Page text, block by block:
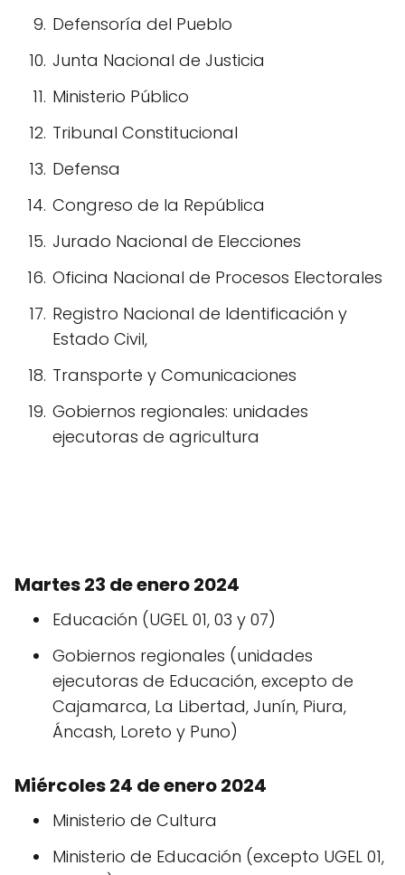
Defensoría del Pueblo
Junta Nacional de Justicia
Ministerio Público
Tribunal Constitucional
Defensa
Congreso de la República
Jurado Nacional de Elecciones
Oficina Nacional de Procesos Electorales
Registro Nacional de Identificación y
Estado Civil,
Transporte y Comunicaciones
Gobiernos regionales: unidades
ejecutoras de agricultura
Martes 23 de enero 2024
Educación (UGEL 01, 03 y 07)
Gobiernos regionales (unidades
ejecutoras de Educación, excepto de
Cajamarca, La Libertad, Junín, Piura,
Áncash, Loreto y Puno)
Miércoles 24 de enero 2024
Ministerio de Cultura
Ministerio de Educación (excepto UGEL 01,